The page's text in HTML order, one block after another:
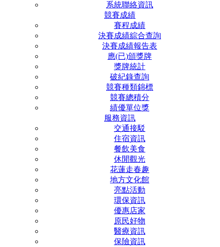
系統聯絡資訊
競賽成績
賽程成績
決賽成績綜合查詢
決賽成績報告表
應(已)頒獎牌
獎牌統計
破紀錄查詢
競賽種類錦標
競賽總積分
績優單位獎
服務資訊
交通接駁
住宿資訊
餐飲美食
休閒觀光
花蓮走春趣
地方文化館
亮點活動
環保資訊
優惠店家
原民好物
醫療資訊
保險資訊